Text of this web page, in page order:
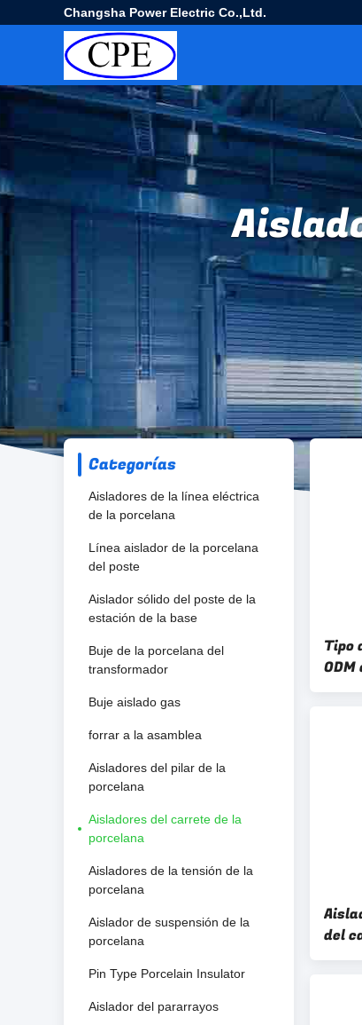
Changsha Power Electric Co.,Ltd.
Categorías
Aisladores de la línea eléctrica
de la porcelana
Línea aislador de la porcelana
del poste
Aislador sólido del poste de la
estación de la base
Buje de la porcelana del
transformador
Buje aislado gas
forrar a la asamblea
Aisladores del pilar de la
porcelana
Aisladores del carrete de la
porcelana
Aisladores de la tensión de la
porcelana
Aislador de suspensión de la
porcelana
Pin Type Porcelain Insulator
Aislador del pararrayos
Tipo
del